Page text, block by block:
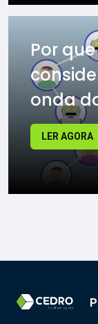
Por
onda
LER AGORA